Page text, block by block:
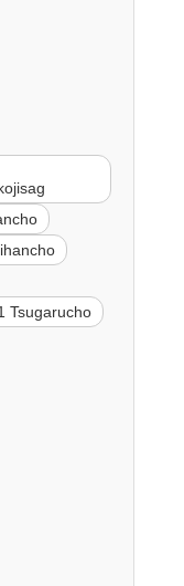
Tsugarucho